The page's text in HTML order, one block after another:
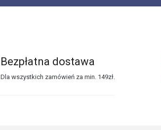
Bezpłatna dostawa
Dla wszystkich zamówień za min. 149zł.